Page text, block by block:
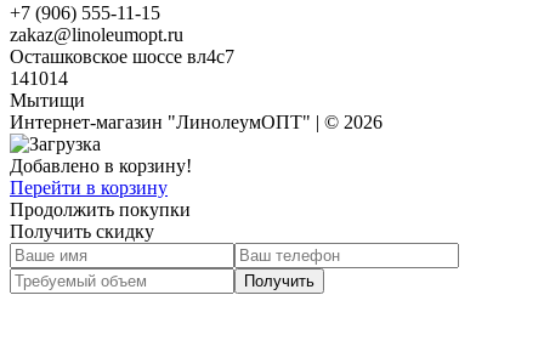
+7 (906) 555-11-15
zakaz@linoleumopt.ru
Осташковское шоссе вл4с7
141014
Мытищи
Интернет-магазин "ЛинолеумОПТ" | © 2026
Добавлено в корзину!
Перейти в корзину
Продолжить покупки
Получить скидку